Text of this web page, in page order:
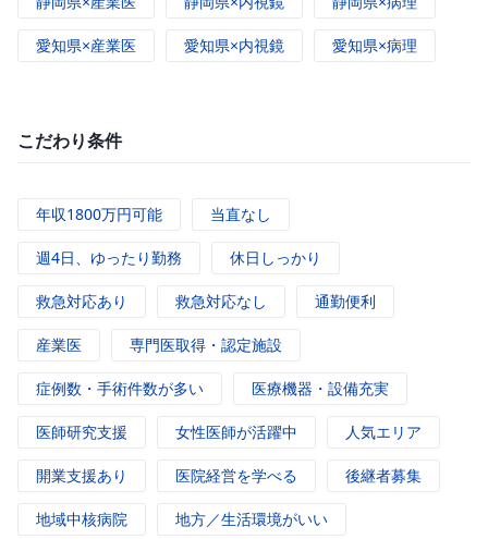
愛知県×産業医 愛知県×内視鏡 愛知県×病理
こだわり条件
年収1800万円可能 当直なし
週4日、ゆったり勤務 休日しっかり
救急対応あり 救急対応なし 通勤便利
産業医 専門医取得・認定施設
症例数・手術件数が多い 医療機器・設備充実
医師研究支援 女性医師が活躍中 人気エリア
開業支援あり 医院経営を学べる 後継者募集
地域中核病院 地方／生活環境がいい